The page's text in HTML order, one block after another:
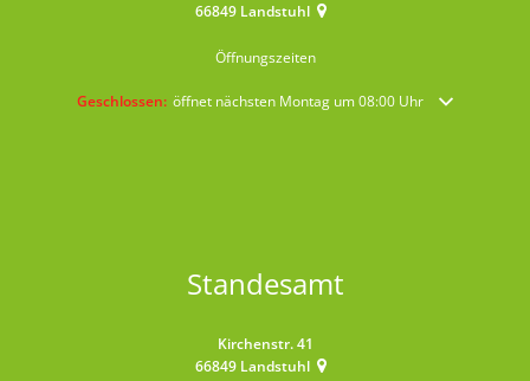
66849 Landstuhl
Öffnungszeiten
Klicken, um weitere Öffnungs- oder Schließzeiten auszublenden
Geschlossen: öffnet nächsten Montag um 08:00 Uhr
Standesamt
Kirchenstr. 41
66849 Landstuhl